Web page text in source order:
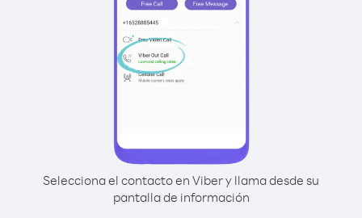
Selecciona el contacto en Viber y llama desde su
pantalla de información